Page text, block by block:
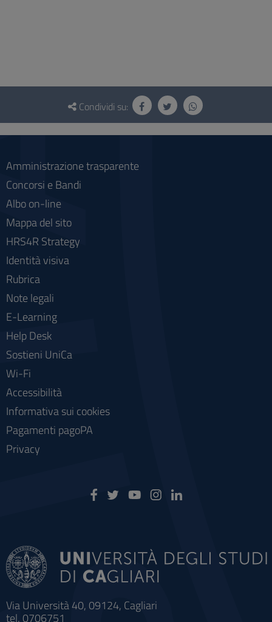
Questionario
social
Condividi su:
Via Università 40, 09124, Cagliari
tel. 0706751
Amministrazione trasparente
Concorsi e Bandi
Albo on-line
Mappa del sito
HRS4R Strategy
Identità visiva
Rubrica
Note legali
E-Learning
Help Desk
Sostieni UniCa
Wi-Fi
Accessibilità
Informativa sui cookies
Pagamenti pagoPA
Privacy